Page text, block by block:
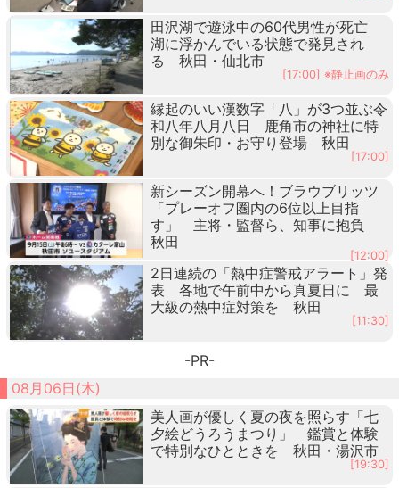
田沢湖で遊泳中の60代男性が死亡
湖に浮かんでいる状態で発見され
る 秋田・仙北市
[17:00] ※静止画のみ
縁起のいい漢数字「八」が3つ並ぶ令
和八年八月八日 鹿角市の神社に特
別な御朱印・お守り登場 秋田
[17:00]
新シーズン開幕へ！ブラウブリッツ
「プレーオフ圏内の6位以上目指
す」 主将・監督ら、知事に抱負
秋田
[12:00]
2日連続の「熱中症警戒アラート」発
表 各地で午前中から真夏日に 最
大級の熱中症対策を 秋田
[11:30]
-PR-
08月06日(木)
美人画が優しく夏の夜を照らす「七
夕絵どうろうまつり」 鑑賞と体験
で特別なひとときを 秋田・湯沢市
[19:30]